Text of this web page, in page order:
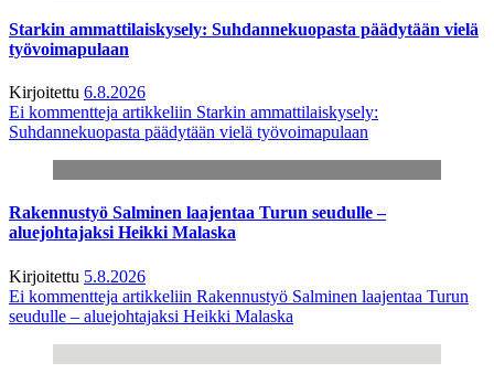
Starkin ammattilaiskysely: Suhdannekuopasta päädytään vielä
työvoimapulaan
Kirjoitettu 6.8.2026
Ei kommentteja artikkeliin Starkin ammattilaiskysely:
Suhdannekuopasta päädytään vielä työvoimapulaan
Rakennustyö Salminen laajentaa Turun seudulle –
aluejohtajaksi Heikki Malaska
Kirjoitettu 5.8.2026
Ei kommentteja artikkeliin Rakennustyö Salminen laajentaa Turun
seudulle – aluejohtajaksi Heikki Malaska